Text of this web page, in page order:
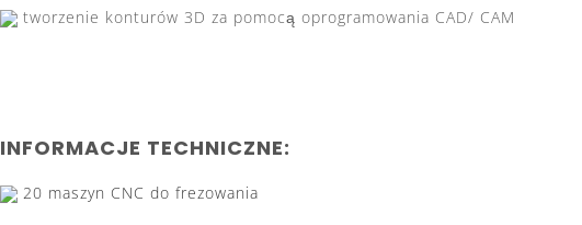
tworzenie konturów 3D za pomocą oprogramowania CAD/ CAM
INFORMACJE TECHNICZNE:
20 maszyn CNC do frezowania